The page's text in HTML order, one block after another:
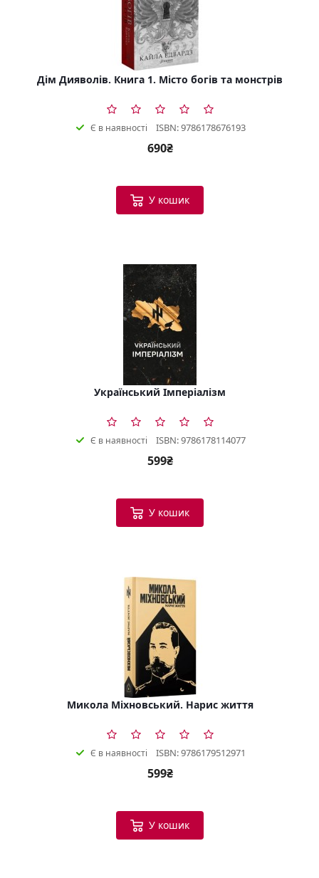
Дім Дияволів. Книга 1. Місто богів та монстрів
Є в наявності ISBN: 9786178676193
690₴
У кошик
Український Імперіалізм
Є в наявності ISBN: 9786178114077
599₴
У кошик
Микола Міхновський. Нарис життя
Є в наявності ISBN: 9786179512971
599₴
У кошик